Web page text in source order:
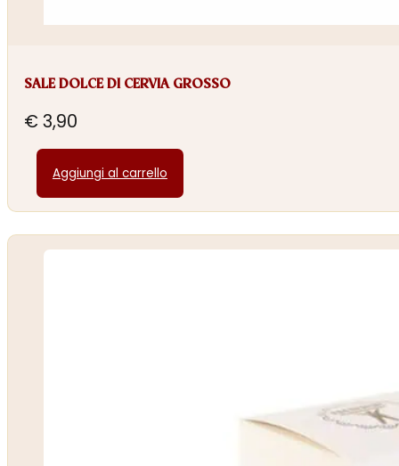
SALE DOLCE DI CERVIA GROSSO
€3,90
Aggiungi al carrello